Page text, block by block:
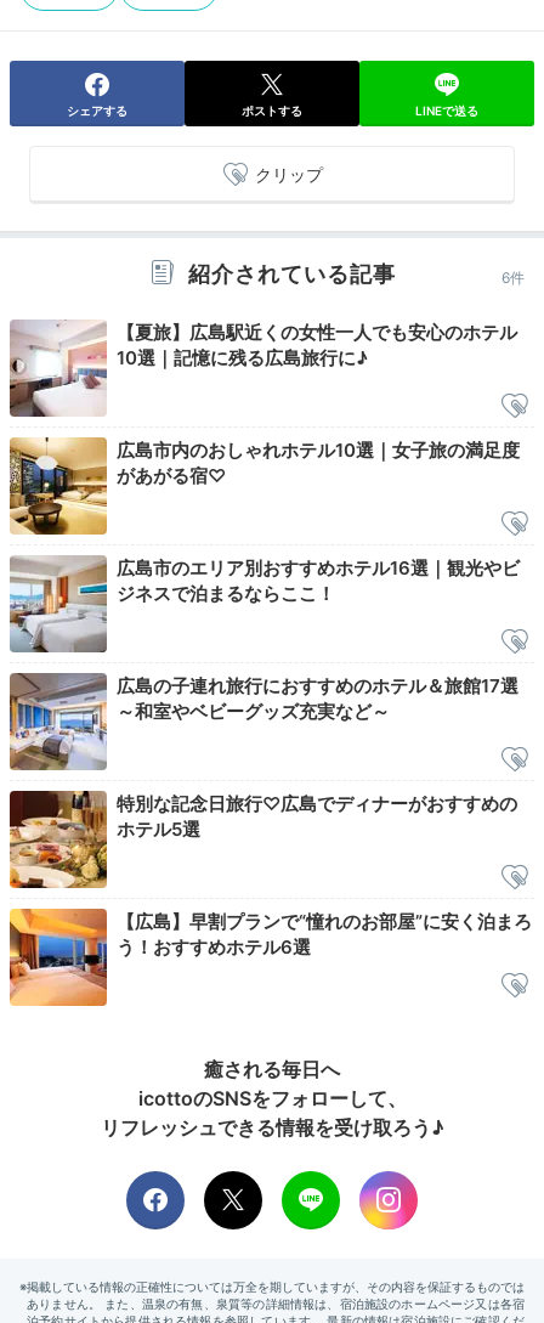
2日目は、世界遺産・厳島神社のある宮島へ電車と船で
居まで歩いて行けたりと不思議。散策のひと休みには
「伊都岐珈琲（イツキコーヒー）宮島店」のソフトクリ
ームがおすすめ♪
Return trip
観光もホテルも大満足
広島を満喫する2日間
客室からの眺め
「シェラトングランドホテル広島」で過ごす1泊2日の
旅。駅直結なので、ホテルを拠点に観光を楽しみましょ
う。見晴らしのよいお部屋やおしゃれなラウンジなど
で、優雅にステイ。観光もホテルステイも大満足できま
すよ。
今回紹介したスポット
広島電鉄 (電車) 平和記念公園
シェアする ポストする LINEで送る
クリップ
紹介されている記事 6件
【夏旅】広島駅近くの女性一人でも安心のホテル
10選｜記憶に残る広島旅行に♪
広島市内のおしゃれホテル10選｜女子旅の満足度
があがる宿♡
広島市のエリア別おすすめホテル16選｜観光やビ
ジネスで泊まるならここ！
広島の子連れ旅行におすすめのホテル＆旅館17選
～和室やベビーグッズ充実など～
特別な記念日旅行♡広島でディナーがおすすめの
ホテル5選
【広島】早割プランで“憧れのお部屋”に安く泊まろ
う！おすすめホテル6選
癒される毎日へ
icottoのSNSをフォローして、
リフレッシュできる情報を受け取ろう♪